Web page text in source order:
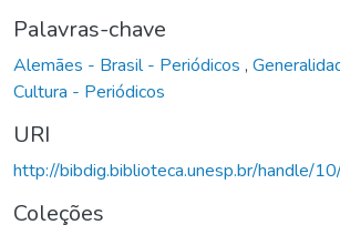
Palavras-chave
Alemães - Brasil - Periódicos ,
Cultura - Periódicos
URI
http://bibdig.biblioteca.unesp.br/handle/
Coleções